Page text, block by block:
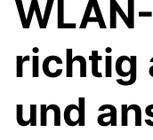
richtig
und